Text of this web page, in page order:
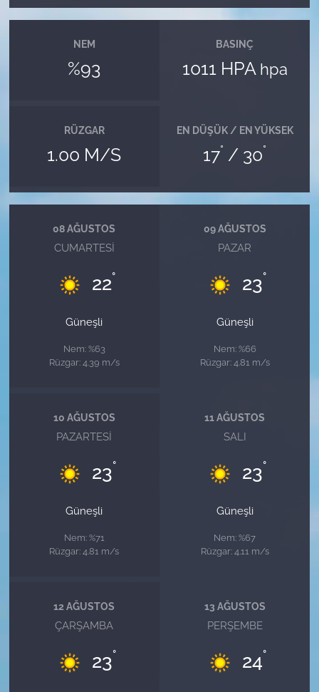
NEM
%93
BASINÇ
1011 HPA hpa
RÜZGAR
1.00 M/S
EN DÜŞÜK / EN YÜKSEK
17° / 30°
08 AĞUSTOS
CUMARTESI
22°
Güneşli
Nem: %63
Rüzgar: 4.39 m/s
09 AĞUSTOS
PAZAR
23°
Güneşli
Nem: %66
Rüzgar: 4.81 m/s
10 AĞUSTOS
PAZARTESI
23°
Güneşli
Nem: %71
Rüzgar: 4.81 m/s
11 AĞUSTOS
SALI
23°
Güneşli
Nem: %67
Rüzgar: 4.11 m/s
12 AĞUSTOS
ÇARŞAMBA
23°
13 AĞUSTOS
PERŞEMBE
24°